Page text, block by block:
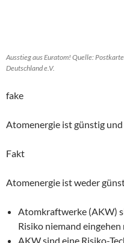
Ausstieg aus Euratom! Quelle:
Deutschland e.V.
fake
Atomenergie ist günstig und
Fakt
Atomenergie ist weder
Atomkraftwerke (AKW)
Risiko niemand eingehen
AKW sind eine Risiko-